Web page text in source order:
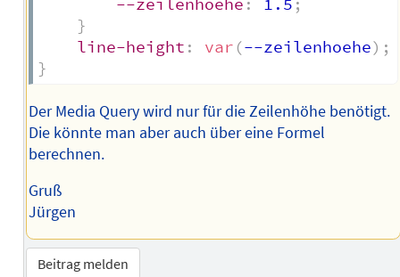
--zeilenhoehe : 1.5 ;
}
line-height : var (--zeilenhoehe) ;
}
Der Media Query wird nur für die Zeilenhöhe benötigt.
Die könnte man aber auch über eine Formel
berechnen.
Gruß
Jürgen
Beitrag melden